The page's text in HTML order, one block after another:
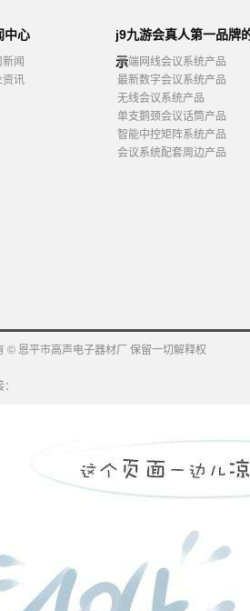
中心
新闻
资讯
j9九游会真人第一品牌
示
高端网线会议系统产品
最新数字会议系统产品
无线会议系统产品
单支鹅颈会议话筒产品
智能中控矩阵系统产品
会议系统配套周边产品
© 恩平市高声电子器材厂 保留一切解释权